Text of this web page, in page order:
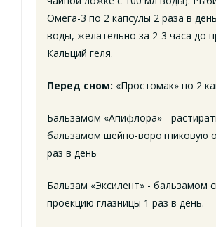
Омега-3 по 2 капсулы 2 раза в
воды, желательно за 2-3 часа до
Кальций геля.
Перед сном: «Простомак» по 2
Бальзамом «Апифлора» -
бальзамом шейно-воротниковую
раз в день
Бальзам «Эксилент» - бальзамом
проекцию глазницы 1 раз в день.